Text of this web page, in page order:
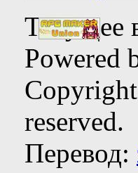
Текущее
Powered
reserved.
Перевод: